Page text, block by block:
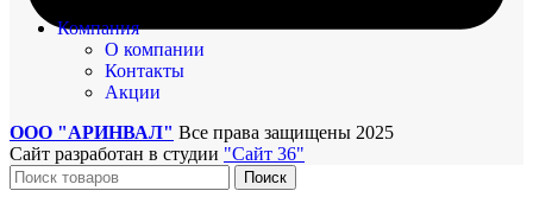
Компания
О компании
Контакты
Акции
ООО "АРИНВАЛ" Все права защищены 2025
Сайт разработан в студии "Сайт 36"
Поиск